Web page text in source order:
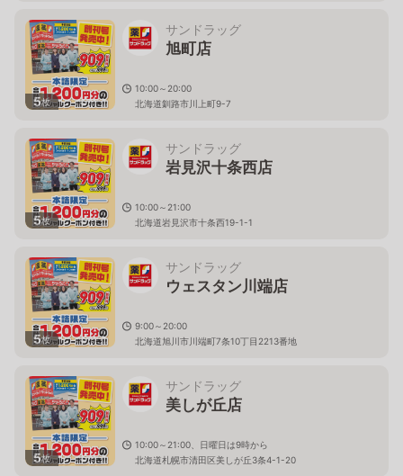
5枚
サンドラッグ
旭町店
10:00～20:00
北海道釧路市川上町9-7
5枚
サンドラッグ
岩見沢十条西店
10:00～21:00
北海道岩見沢市十条西19-1-1
5枚
サンドラッグ
ウェスタン川端店
9:00～20:00
北海道旭川市川端町7条10丁目2213番地
5枚
サンドラッグ
美しが丘店
10:00～21:00、日曜日は9時から
北海道札幌市清田区美しが丘3条4-1-20